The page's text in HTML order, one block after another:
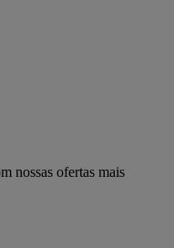
nossas ofertas mais